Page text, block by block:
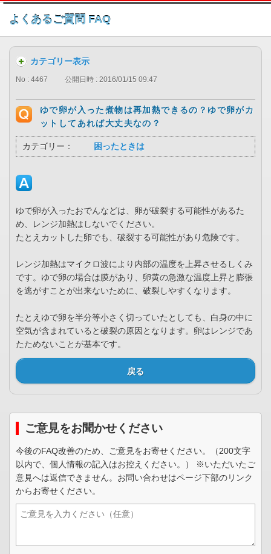
このページの本文へ
よくあるご質問 FAQ
カテゴリー表示
No : 4467 公開日時 : 2016/01/15 09:47
ゆで卵が入った煮物は再加熱できるの？ゆで卵がカ
ットしてあれば大丈夫なの？
カテゴリー： 困ったときは
ゆで卵が入ったおでんなどは、卵が破裂する可能性があるた
め、レンジ加熱はしないでください。
たとえカットした卵でも、破裂する可能性があり危険です。
レンジ加熱はマイクロ波により内部の温度を上昇させるしくみ
です。ゆで卵の場合は膜があり、卵黄の急激な温度上昇と膨張
を逃がすことが出来ないために、破裂しやすくなります。
たとえゆで卵を半分等小さく切っていたとしても、白身の中に
空気が含まれていると破裂の原因となります。卵はレンジであ
たためないことが基本です。
戻る
ご意見をお聞かせください
今後のFAQ改善のため、ご意見をお寄せください。（200文字
以内で、個人情報の記入はお控えください。） ※いただいたご
意見へは返信できません。お問い合わせはページ下部のリンク
からお寄せください。